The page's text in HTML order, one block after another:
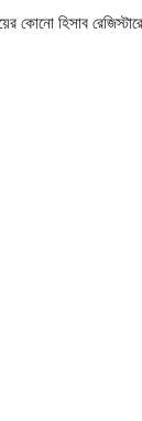
কোনো হিসাব রেজিস্টারে